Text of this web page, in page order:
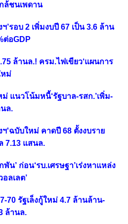
ล้ชนเพดาน
’รอบ 2 เพิ่มงบปี 67 เป็น 3.6 ล้าน
ต่อGDP
ล้านล.! ครม.ไฟเขียว‘แผนการ
หม่
ม่ แนวโน้มหนี้‘รัฐบาล-รสก.’เพิ่ม-
ล.
'ฉบับใหม่ คาดปี 68 ตั้งงบราย
7.13 แสนล.
น’ ก่อน‘รบ.เศรษฐา’เร่งหาแหล่ง
ลเลต’
70 รัฐเล็งกู้ใหม่ 4.7 ล้านล้าน-
ล้านล.